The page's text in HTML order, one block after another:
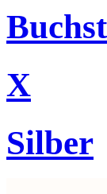
X
Silber